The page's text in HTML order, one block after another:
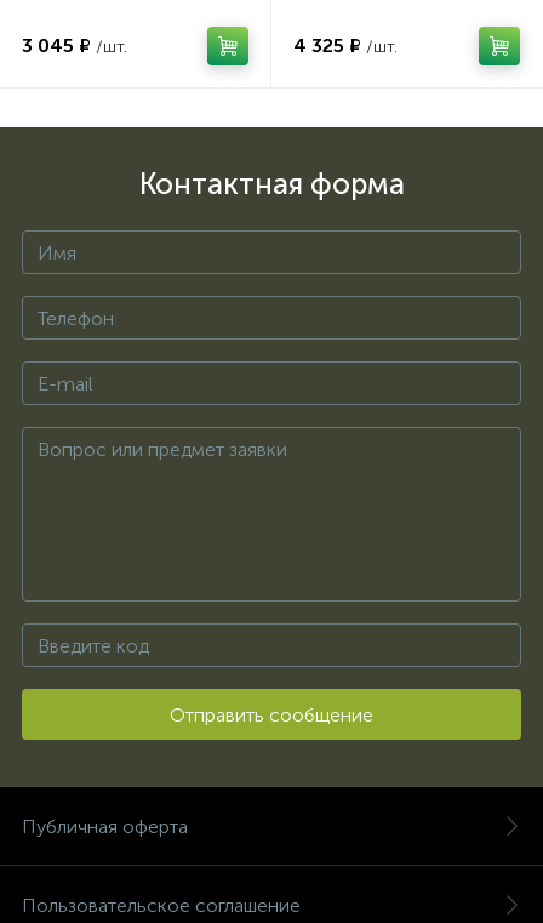
3 045 ₽ /шт. 4 325 ₽ /шт.
Контактная форма
Отправить сообщение
Публичная оферта
Пользовательское соглашение